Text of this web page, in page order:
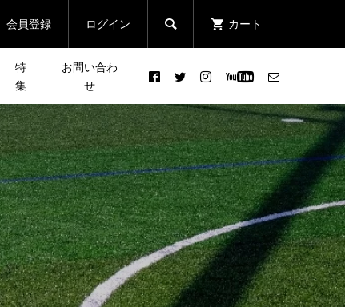
会員登録 ログイン  カート
特
集
お問い合わ
せ
「JACK WOLFSKIN
DISCOVERY CLUB」 Event
Report ＃2 日本縦断した...
2022.06.22
「JACK WOLFSKIN
DISCOVERY CLUB」Event
Report ＃5 鎌倉の夜を歩...
［新シリーズ企画］皆さんの
声で行き先が決まる登山イベ
ント「リクエスト登山」